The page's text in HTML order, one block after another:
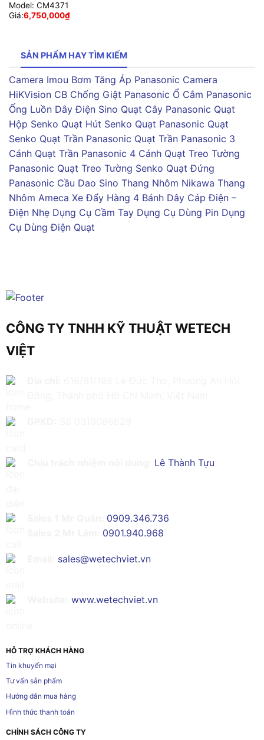
Model: CM4371
Giá:6,750,000₫
SẢN PHẨM HAY TÌM KIẾM
Camera Imou Bơm Tăng Áp Panasonic Camera
HiKVision CB Chống Giật Panasonic Ổ Cắm Panasonic
Ống Luồn Dây Điện Sino Quạt Cây Panasonic Quạt
Hộp Senko Quạt Hút Senko Quạt Panasonic Quạt
Senko Quạt Trần Panasonic Quạt Trần Panasonic 3
Cánh Quạt Trần Panasonic 4 Cánh Quạt Treo Tường
Panasonic Quạt Treo Tường Senko Quạt Đứng
Panasonic Cầu Dao Sino Thang Nhôm Nikawa Thang
Nhôm Ameca Xe Đẩy Hàng 4 Bánh Dây Cáp Điện –
Điện Nhẹ Dụng Cụ Cầm Tay Dụng Cụ Dùng Pin Dụng
Cụ Dùng Điện Quạt
CÔNG TY TNHH KỸ THUẬT WETECH
VIỆT
Lê Thành Tựu
0909.346.736
0901.940.968
sales@wetechviet.vn
www.wetechviet.vn
HỖ TRỢ KHÁCH HÀNG
Tin khuyến mại
Tư vấn sản phẩm
Hướng dẫn mua hàng
Hình thức thanh toán
CHÍNH SÁCH CÔNG TY